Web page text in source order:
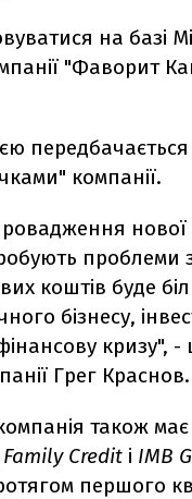
на базі
"Фаворит
компанії.
нової
проблеми з
коштів буде
бізнесу,
кризу", -
Грег Краснов.
також
Family Credit і IMB
першого